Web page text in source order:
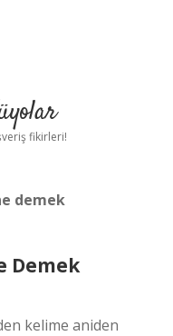
fikirleri!
demek
Demek
kelime aniden